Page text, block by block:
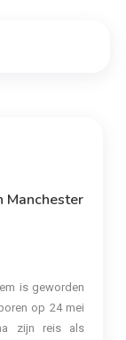
Manchester
is geworden
op 24 mei
zijn reis als